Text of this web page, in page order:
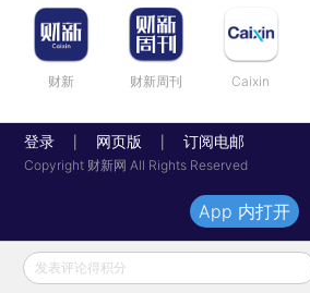
财新 财新周刊 Caixin
登录 网页版 订阅电邮
Copyright 财新网 All Rights Reserved
发表评论得积分
App 内打开